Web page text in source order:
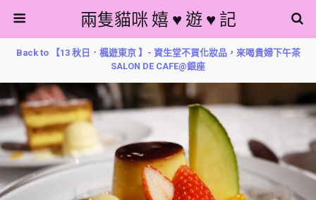
兩隻貓咪 嬉 ♥ 遊 ♥ 記
Back to 【13 秋日．楓遊東京 】- 資生堂不買化妝品，來喝貴婦下午茶
SALON DE CAFE@銀座